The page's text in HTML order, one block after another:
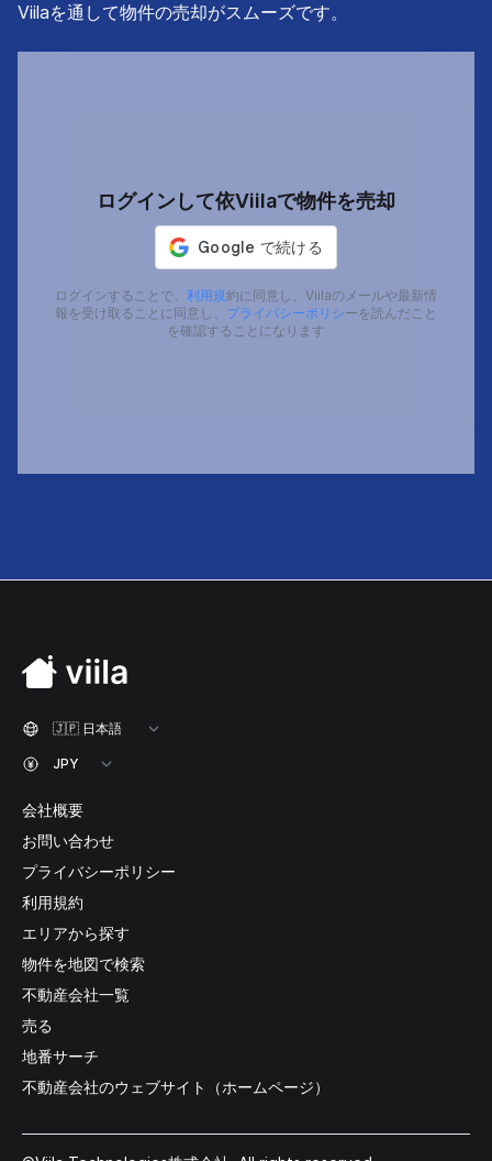
Viilaを通して物件の売却がスムーズです。
ログインして依Viilaで物件を売却
ログインすることで、 利用規約に同意し、Viilaのメールや最新情
報を受け取ることに同意し、 プライバシーポリシーを読んだこと
を確認することになります
会社概要
お問い合わせ
プライバシーポリシー
利用規約
エリアから探す
物件を地図で検索
不動産会社一覧
売る
地番サーチ
不動産会社のウェブサイト（ホームページ）